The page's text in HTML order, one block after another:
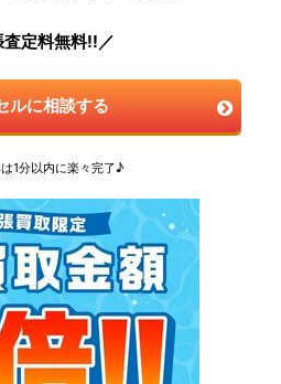
査定料無料!!／
ルに相談する
1分以内に楽々完了♪